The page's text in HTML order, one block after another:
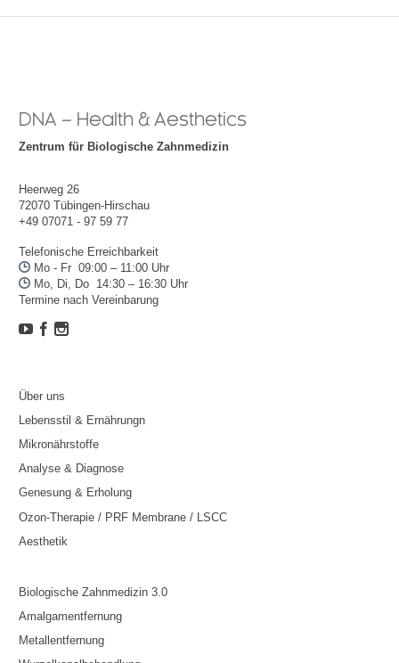
DNA – Health & Aesthetics
Zentrum für Biologische Zahnmedizin
Heerweg 26
72070 Tübingen-Hirschau
+49 07071 - 97 59 77
Telefonische Erreichbarkeit
 Mo - Fr 09:00 – 11:00 Uhr
 Mo, Di, Do 14:30 – 16:30 Uhr
Termine nach Vereinbarung
  
Über uns
Lebensstil & Ernährungn
Mikronährstoffe
Analyse & Diagnose
Genesung & Erholung
Ozon-Therapie / PRF Membrane / LSCC
Aesthetik
Biologische Zahnmedizin 3.0
Amalgamentfernung
Metallentfernung